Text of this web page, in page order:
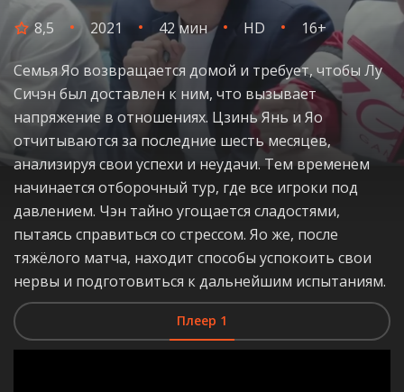
8,5 2021 42 мин HD 16+
Семья Яо возвращается домой и требует, чтобы Лу
Сичэн был доставлен к ним, что вызывает
напряжение в отношениях. Цзинь Янь и Яо
отчитываются за последние шесть месяцев,
анализируя свои успехи и неудачи. Тем временем
начинается отборочный тур, где все игроки под
давлением. Чэн тайно угощается сладостями,
пытаясь справиться со стрессом. Яо же, после
тяжёлого матча, находит способы успокоить свои
нервы и подготовиться к дальнейшим испытаниям.
Плеер 1